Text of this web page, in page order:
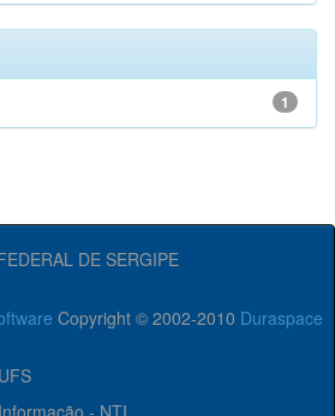
1
DE SERGIPE
Copyright © 2002-2010 Duraspace
- NTI